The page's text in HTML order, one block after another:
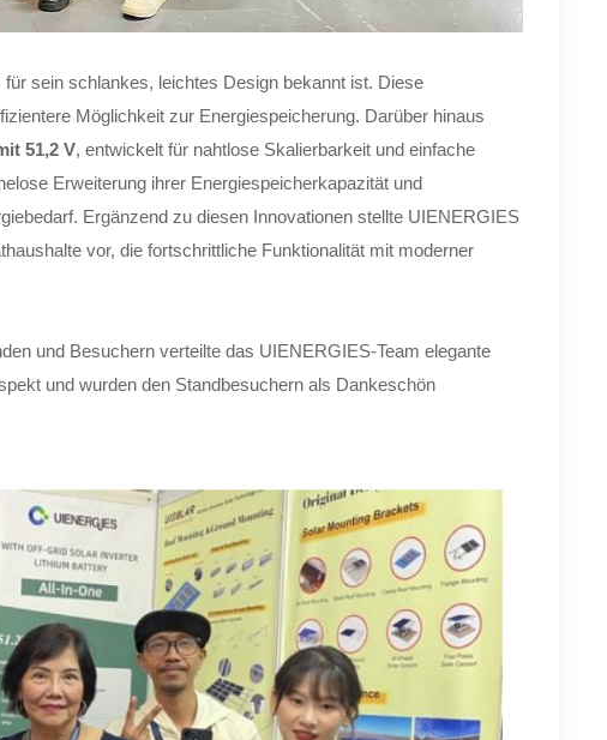
sein schlankes, leichtes Design bekannt ist. Diese
Möglichkeit zur Energiespeicherung. Darüber hinaus
51,2 V, entwickelt für nahtlose Skalierbarkeit und einfache
Erweiterung ihrer Energiespeicherkapazität und
Ergänzend zu diesen Innovationen stellte UIENERGIES
vor, die fortschrittliche Funktionalität mit moderner
und Besuchern verteilte das UIENERGIES-Team elegante
und wurden den Standbesuchern als Dankeschön